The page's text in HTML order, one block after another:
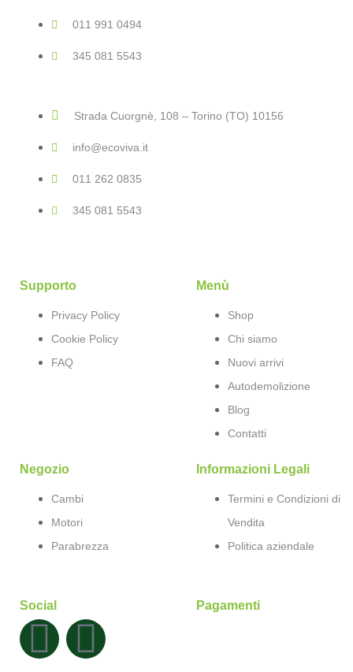
011 991 0494
345 081 5543
Strada Cuorgnè, 108 – Torino (TO) 10156
info@ecoviva.it
011 262 0835
345 081 5543
Supporto
Privacy Policy
Cookie Policy
FAQ
Menù
Shop
Chi siamo
Nuovi arrivi
Autodemolizione
Blog
Contatti
Negozio
Cambi
Motori
Parabrezza
Informazioni Legali
Termini e Condizioni di
Vendita
Politica aziendale
Social Pagamenti